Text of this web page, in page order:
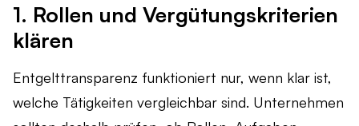
1. Rollen und Vergütungskriterien
klären
Entgelttransparenz funktioniert nur, wenn klar ist,
welche Tätigkeiten vergleichbar sind. Unternehmen